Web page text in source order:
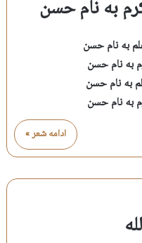
به نام حسن
به نام حسن
به نام حسن
به نام حسن
به نام حسن
ادامه شعر »